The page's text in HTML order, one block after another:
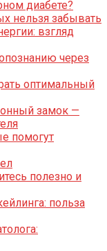
диабете?
нельзя забывать
взгляд
через
оптимальный
замок —
помогут
полезно и
польза